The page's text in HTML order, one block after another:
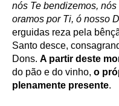
nós Te bendizemos,
oramos por Ti, ó nosso
erguidas reza pela
Santo desce,
Dons. A partir deste
do pão e do vinho, o
plenamente presente.